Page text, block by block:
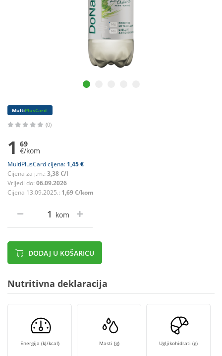
MultiPlusCard
(0)
1 69
€/kom
MultiPlusCard cijena: 1,45 €
Cijena za j.m.: 3,38 €/l
Vrijedi do: 06.09.2026
Cijena 13.09.2025.: 1,69 €/kom
kom
DODAJ U KOŠARICU
Nutritivna deklaracija
Energija (kJ/kcal) Masti (g) Ugljikohidrati (g)